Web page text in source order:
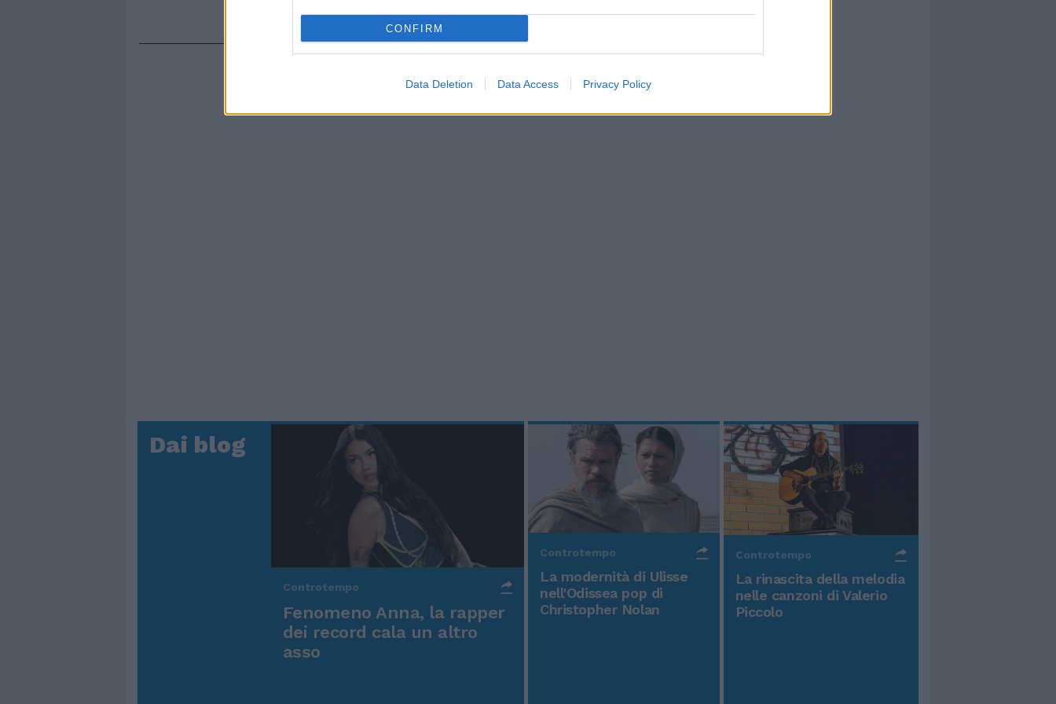
CONFIRM
Data Deletion Data Access Privacy Policy
Dai blog
Controtempo
Fenomeno Anna, la rapper
dei record cala un altro
asso
Controtempo
La modernità di Ulisse
nell'Odissea pop di
Christopher Nolan
Controtempo
La rinascita della melodia
nelle canzoni di Valerio
Piccolo